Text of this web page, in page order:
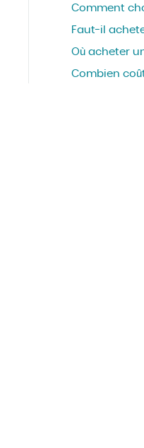
Comment
Faut-il
Où acheter
Combien